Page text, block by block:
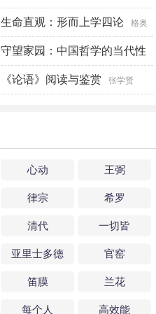
的出路 霍桂桓
忏悔 [法]米歇尔·福柯
生命直观：形而上学四论 格奥
尔格·西美尔
守望家园：中国哲学的当代性
反思 张蓬
《论语》阅读与鉴赏 张学贤
心动 王弼
律宗 希罗
清代 一切皆
亚里士多德 官窑
笛膜 兰花
每个人 高效能